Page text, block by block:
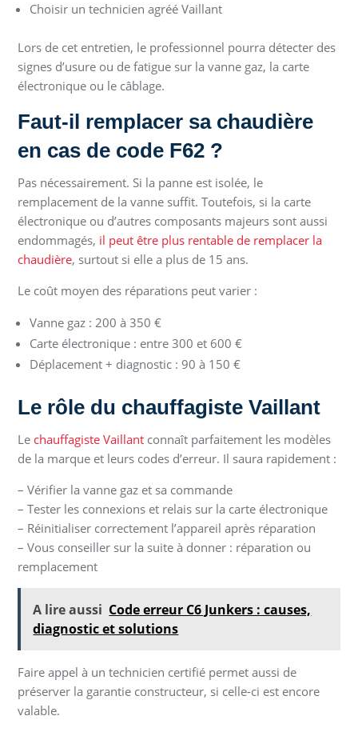
Choisir un technicien agréé Vaillant
Lors de cet entretien, le professionnel pourra détecter des
signes d’usure ou de fatigue sur la vanne gaz, la carte
électronique ou le câblage.
Faut-il remplacer sa chaudière
en cas de code F62 ?
Pas nécessairement. Si la panne est isolée, le
remplacement de la vanne suffit. Toutefois, si la carte
électronique ou d’autres composants majeurs sont aussi
endommagés, il peut être plus rentable de remplacer la
chaudière, surtout si elle a plus de 15 ans.
Le coût moyen des réparations peut varier :
Vanne gaz : 200 à 350 €
Carte électronique : entre 300 et 600 €
Déplacement + diagnostic : 90 à 150 €
Le rôle du chauffagiste Vaillant
Le chauffagiste Vaillant connaît parfaitement les modèles
de la marque et leurs codes d’erreur. Il saura rapidement :
– Vérifier la vanne gaz et sa commande
– Tester les connexions et relais sur la carte électronique
– Réinitialiser correctement l’appareil après réparation
– Vous conseiller sur la suite à donner : réparation ou
remplacement
A lire aussi Code erreur C6 Junkers : causes,
diagnostic et solutions
Faire appel à un technicien certifié permet aussi de
préserver la garantie constructeur, si celle-ci est encore
valable.